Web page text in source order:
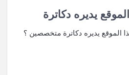
يديره دكاترة
الموقع يديره دكاترة متخصصين ؟